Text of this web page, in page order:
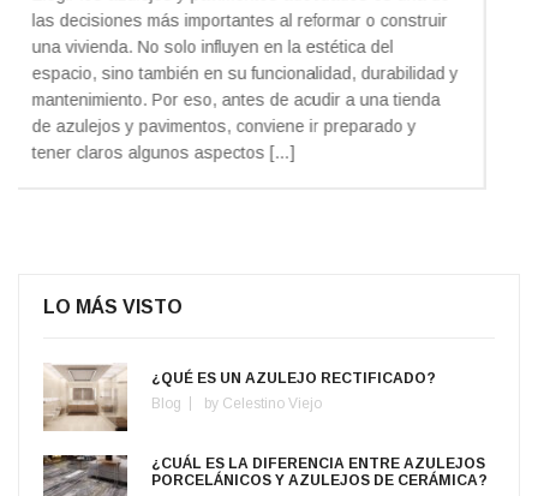
se refiere. Historia y tradición se dan la mano para
crear diseños en los que destaca la belleza de la
imperfección. Relieves, texturas, variaciones tonales,
volúmenes 3D, […]
LO MÁS VISTO
¿QUÉ ES UN AZULEJO RECTIFICADO?
Blog
by Celestino Viejo
¿CUÁL ES LA DIFERENCIA ENTRE AZULEJOS
PORCELÁNICOS Y AZULEJOS DE CERÁMICA?